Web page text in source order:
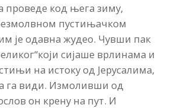
проведе код њега зиму,
пустињачком
је одавна жудео. Чувши пак
сијаше врлинама и
на истоку од Јерусалима,
га види. Измоливши од
он крену на пут. И